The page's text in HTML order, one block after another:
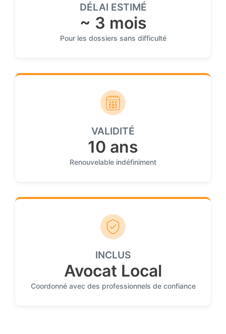
DÉLAI ESTIMÉ
~ 3 mois
Pour les dossiers sans difficulté
VALIDITÉ
10 ans
Renouvelable indéfiniment
INCLUS
Avocat Local
Coordonné avec des professionnels de confiance